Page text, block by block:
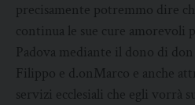
precisamente potremmo dire
continua le sue cure amorevoli
Padova mediante il dono di
Filippo e d.onMarco e anche
servizi ecclesiali che egli vorrà